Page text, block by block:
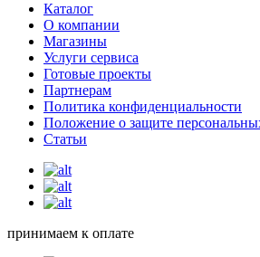
Каталог
О компании
Магазины
Услуги сервиса
Готовые проекты
Партнерам
Политика конфиденциальности
Положение о защите
Статьи
принимаем к оплате